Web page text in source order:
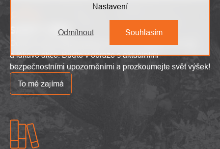
Nastavení
Odmítnout Souhlasím
SAFETY ZÓNA
a lákavé akce. Buďte v obraze s aktuálními
bezpečnostními upozorněními a prozkoumejte svět výšek!
To mě zajímá